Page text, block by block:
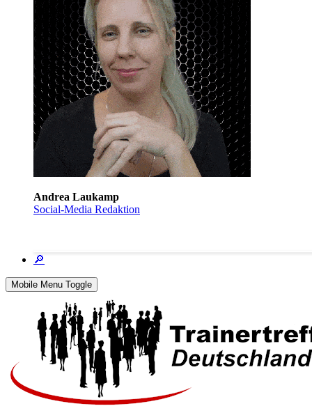
Andrea Laukamp
Social-Media Redaktion
🔎
Mobile Menu Toggle